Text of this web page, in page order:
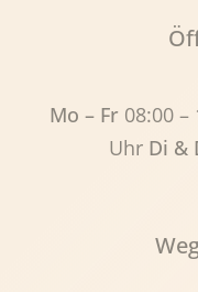
Mo – Fr 08:00 –
Uhr Di &